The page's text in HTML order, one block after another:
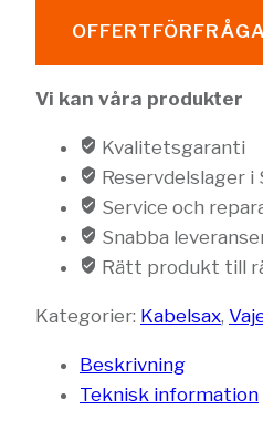
Vi kan våra produkter
Kvalitetsgaranti
Reservdelslager i
Service och
Snabba
Rätt produkt till
Kategorier: Kabelsax,
Beskrivning
Teknisk information